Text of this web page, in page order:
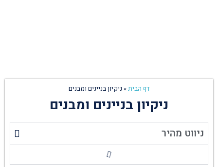
דף הבית» ניקיון בניינים ומבנים
ניקיון בניינים ומבנים
ניווט מהיר